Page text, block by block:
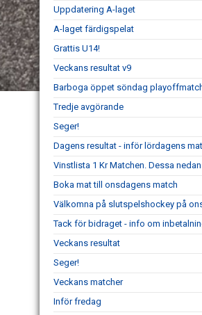
Uppdatering A-laget
A-laget färdigspelat
Grattis U14!
Veckans resultat v9
Barboga öppet söndag
Tredje avgörande
Seger!
Dagens resultat - inför lördagens
Vinstlista 1 Kr Matchen. Dessa
Boka mat till onsdagens match
Välkomna på slutspelshockey på
Tack för bidraget - info om
Veckans resultat
Seger!
Veckans matcher
Inför fredag